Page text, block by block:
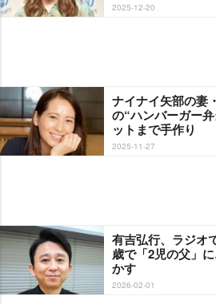
2025-12-20
ナイナイ矢部の妻
の“ハンバーガー
ットまで手作り
2025-11-27
有吉弘行、ラジオ
歳で「2児の父」
かす
2026-02-01